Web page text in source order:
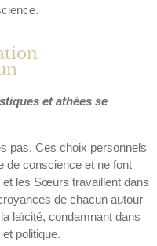
et athées se
pas. Ces choix personnels
de conscience et ne font
et les Sœurs travaillent dans
de chacun autour
laïcité, condamnant dans
politique.